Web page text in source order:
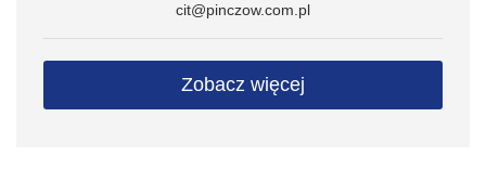
cit@pinczow.com.pl
Zobacz więcej